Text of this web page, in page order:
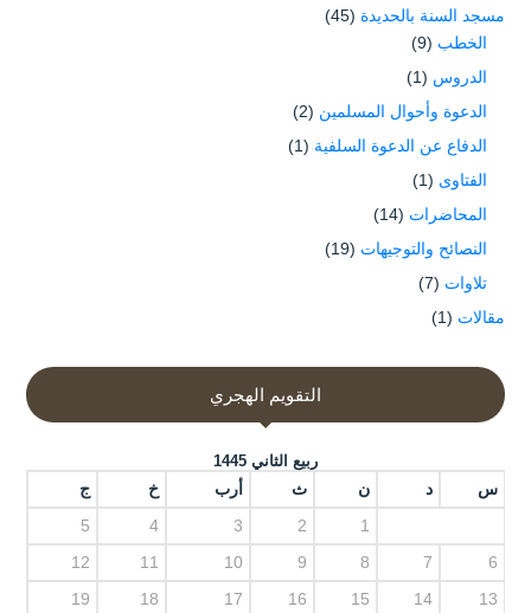
مسجد السنة بالحديدة (45)
الخطب (9)
الدروس (1)
الدعوة وأحوال المسلمين (2)
الدفاع عن الدعوة السلفية (1)
الفتاوى (1)
المحاضرات (14)
النصائح والتوجيهات (19)
تلاوات (7)
مقالات (1)
التقويم الهجري
ربيع الثاني 1445
س د ن ث أرب خ ج
1
2
3
4
5
6
7
8
9
10
11
12
13
14
15
16
17
18
19